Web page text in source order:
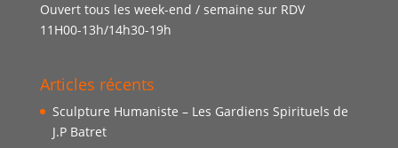
Ouvert tous les week-end / semaine sur RDV
11H00-13h/14h30-19h
Articles récents
Sculpture Humaniste – Les Gardiens Spirituels de
J.P Batret